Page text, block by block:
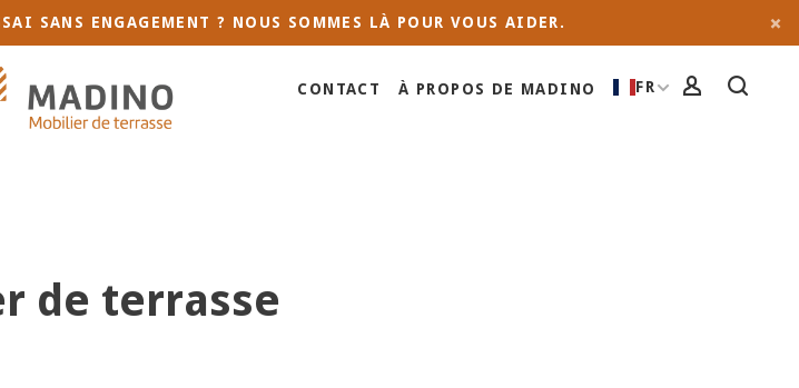
SANS ENGAGEMENT ? NOUS SOMMES LÀ POUR VOUS AIDER.
CONTACT À PROPOS DE MADINO FR
de terrasse